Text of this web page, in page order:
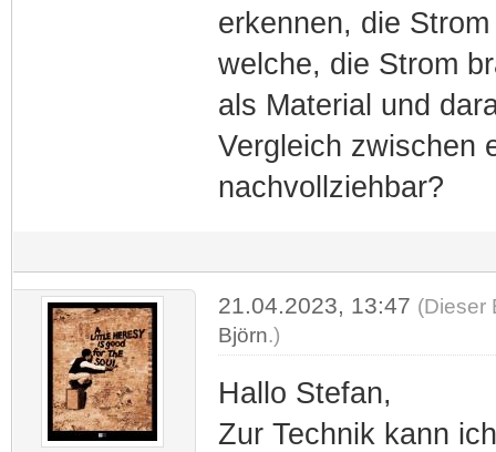
erkennen, die
welche, die Strom
als Material und
Vergleich zwischen
nachvollziehbar?
21.04.2023, 13:47 (Dieser
Björn.)
Hallo Stefan,
Zur Technik kann